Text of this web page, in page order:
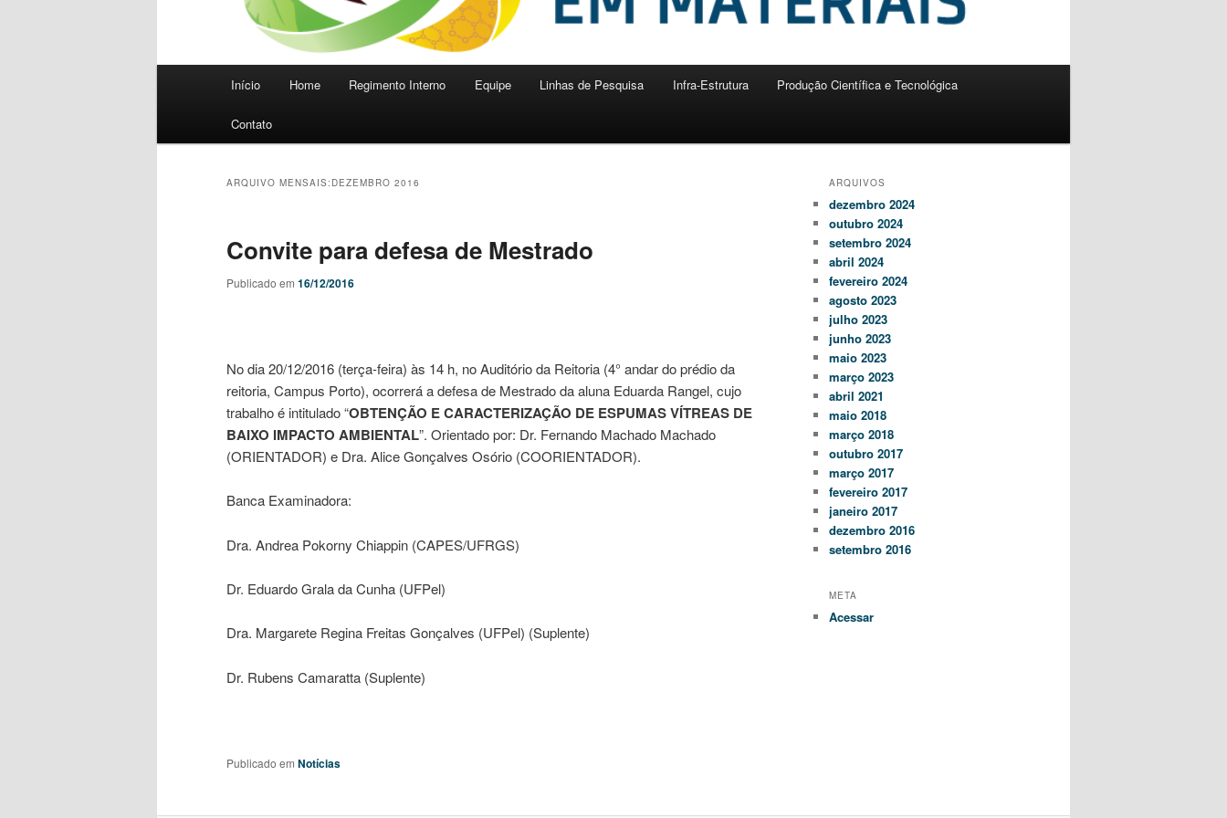
Início Home Regimento Interno Equipe Linhas de Pesquisa Infra-Estrutura Produção Científica e Tecnológica
Contato
ARQUIVO MENSAIS: DEZEMBRO 2016
Convite para defesa de Mestrado
Publicado em 16/12/2016
No dia 20/12/2016 (terça-feira) às 14 h, no Auditório da Reitoria (4° andar do prédio da
reitoria, Campus Porto), ocorrerá a defesa de Mestrado da aluna Eduarda Rangel, cujo
trabalho é intitulado “OBTENÇÃO E CARACTERIZAÇÃO DE ESPUMAS VÍTREAS DE
BAIXO IMPACTO AMBIENTAL”. Orientado por: Dr. Fernando Machado Machado
(ORIENTADOR) e Dra. Alice Gonçalves Osório (COORIENTADOR).
Banca Examinadora:
Dra. Andrea Pokorny Chiappin (CAPES/UFRGS)
Dr. Eduardo Grala da Cunha (UFPel)
Dra. Margarete Regina Freitas Gonçalves (UFPel) (Suplente)
Dr. Rubens Camaratta (Suplente)
Publicado em Notícias
ARQUIVOS
dezembro 2024
outubro 2024
setembro 2024
abril 2024
fevereiro 2024
agosto 2023
julho 2023
junho 2023
maio 2023
março 2023
abril 2021
maio 2018
março 2018
outubro 2017
março 2017
fevereiro 2017
janeiro 2017
dezembro 2016
setembro 2016
META
Acessar